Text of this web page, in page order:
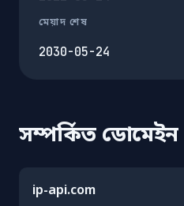
মেয়াদ শেষ
2030-05-24
সম্পর্কিত ডোমেইন
ip-api.com